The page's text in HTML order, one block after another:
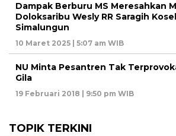
Dampak Berburu MS Meresahkan
Doloksaribu Wesly RR Saragih
Simalungun
10 Maret 2025 | 5:07 am WIB
NU Minta Pesantren Tak
Gila
19 Februari 2018 | 9:50 pm WIB
TOPIK TERKINI